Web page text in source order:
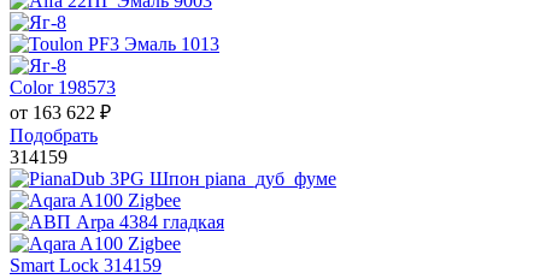
Color 198573
от 163 622 ₽
Подобрать
314159
Smart Lock 314159